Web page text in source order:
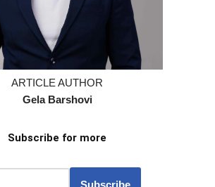
ARTICLE AUTHOR
Gela Barshovi
Subscribe for more